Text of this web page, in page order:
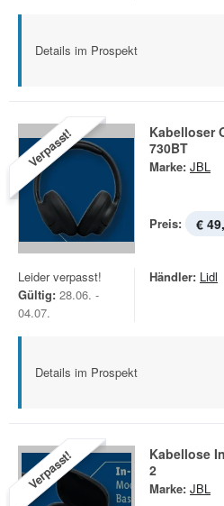
Details im Prospekt
Verpasst!
Kabelloser
730BT
Marke: JBL
Preis: €
Leider verpasst!
Gültig: 28.06. -
04.07.
Händler: Lidl
Details im Prospekt
Verpasst!
Kabellose
2
Marke: JBL